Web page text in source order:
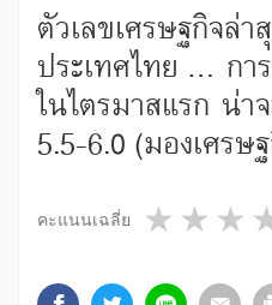
ตัวเลขเศรษฐกิจล่
ประเทศไทย ... กา
ในไตรมาสแรก น่า
5.5-6.0 (มองเศร
คะแนนเฉลี่ย 2
1